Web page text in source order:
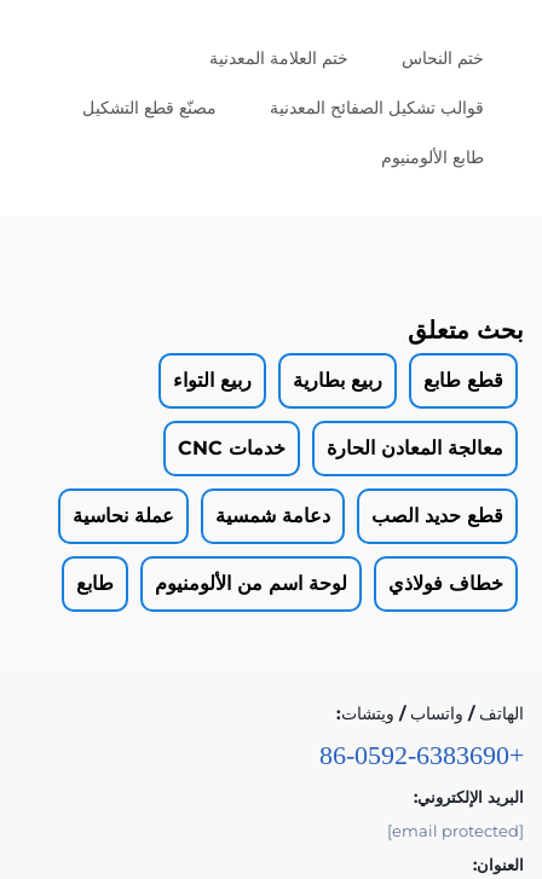
ختم النحاس ختم العلامة المعدنية
قوالب تشكيل الصفائح المعدنية مصنّع قطع التشكيل
طابع الألومنيوم
بحث متعلق
قطع طابع ربيع بطارية ربيع التواء
معالجة المعادن الحارة خدمات CNC
قطع حديد الصب دعامة شمسية عملة نحاسية
خطاف فولاذي لوحة اسم من الألومنيوم طابع
الهاتف / واتساب / ويتشات:
+86-0592-6383690
البريد الإلكتروني:
[email protected]
العنوان: